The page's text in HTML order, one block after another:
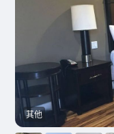
其他